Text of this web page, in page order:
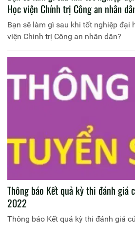
Học viện Chính trị Công an nhân
Bạn sẽ làm gì sau khi tốt nghiệp đại
viện Chính trị Công an nhân dân?
Thông báo Kết quả kỳ thi đánh giá
2022
Thông báo Kết quả kỳ thi đánh giá